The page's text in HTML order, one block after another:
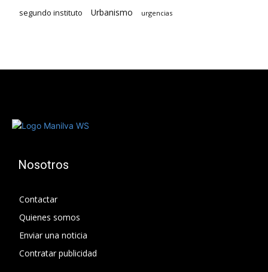
segundo instituto Urbanismo urgencias
Nosotros
Contactar
Quienes somos
Enviar una noticia
Contratar publicidad